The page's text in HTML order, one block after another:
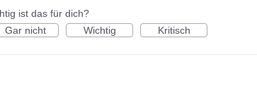
ist das für dich?
Gar nicht
Wichtig Kritisch